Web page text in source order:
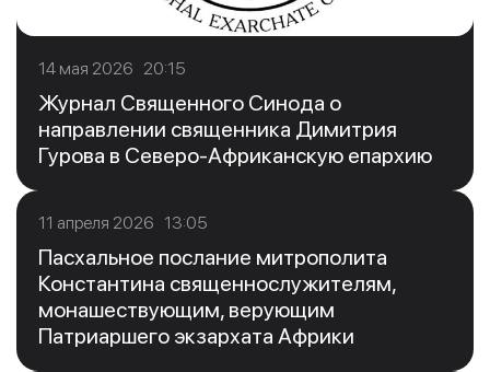
14 мая 2026 20:15
Журнал Священного Синода о
направлении священника Димитрия
Гурова в Северо-Африканскую епархию
11 апреля 2026 13:05
Пасхальное послание митрополита
Константина священнослужителям,
монашествующим, верующим
Патриаршего экзархата Африки